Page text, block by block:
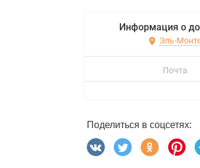
Информация о
Эль-
Почта
Поделиться в соцсетях: